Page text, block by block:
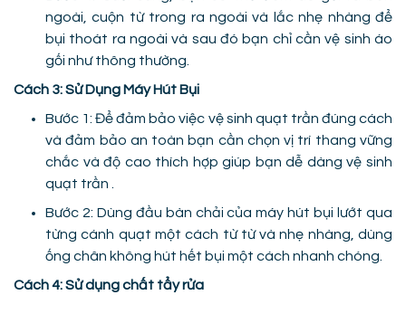
ngoài, cuộn từ trong ra ngoài và lắc nhẹ nhàng để
bụi thoát ra ngoài và sau đó bạn chỉ cần vệ sinh áo
gối như thông thường.
Cách 3: Sử Dụng Máy Hút Bụi
Bước 1: Để đảm bảo việc vệ sinh quạt trần đúng cách
và đảm bảo an toàn bạn cần chọn vị trí thang vững
chắc và độ cao thích hợp giúp bạn dễ dàng vệ sinh
quạt trần .
Bước 2: Dùng đầu bàn chải của máy hút bụi lướt qua
từng cánh quạt một cách từ từ và nhẹ nhàng, dùng
ống chân không hút hết bụi một cách nhanh chóng.
Cách 4: Sử dụng chất tẩy rửa